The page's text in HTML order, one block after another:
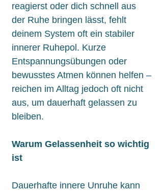
reagierst oder dich schnell aus
der Ruhe bringen lässt, fehlt
deinem System oft ein stabiler
innerer Ruhepol. Kurze
Entspannungsübungen oder
bewusstes Atmen können helfen –
reichen im Alltag jedoch oft nicht
aus, um dauerhaft gelassen zu
bleiben.
Warum Gelassenheit so wichtig
ist
Dauerhafte innere Unruhe kann